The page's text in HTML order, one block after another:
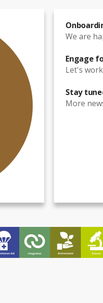
We are
Engage
Let's
Stay
More